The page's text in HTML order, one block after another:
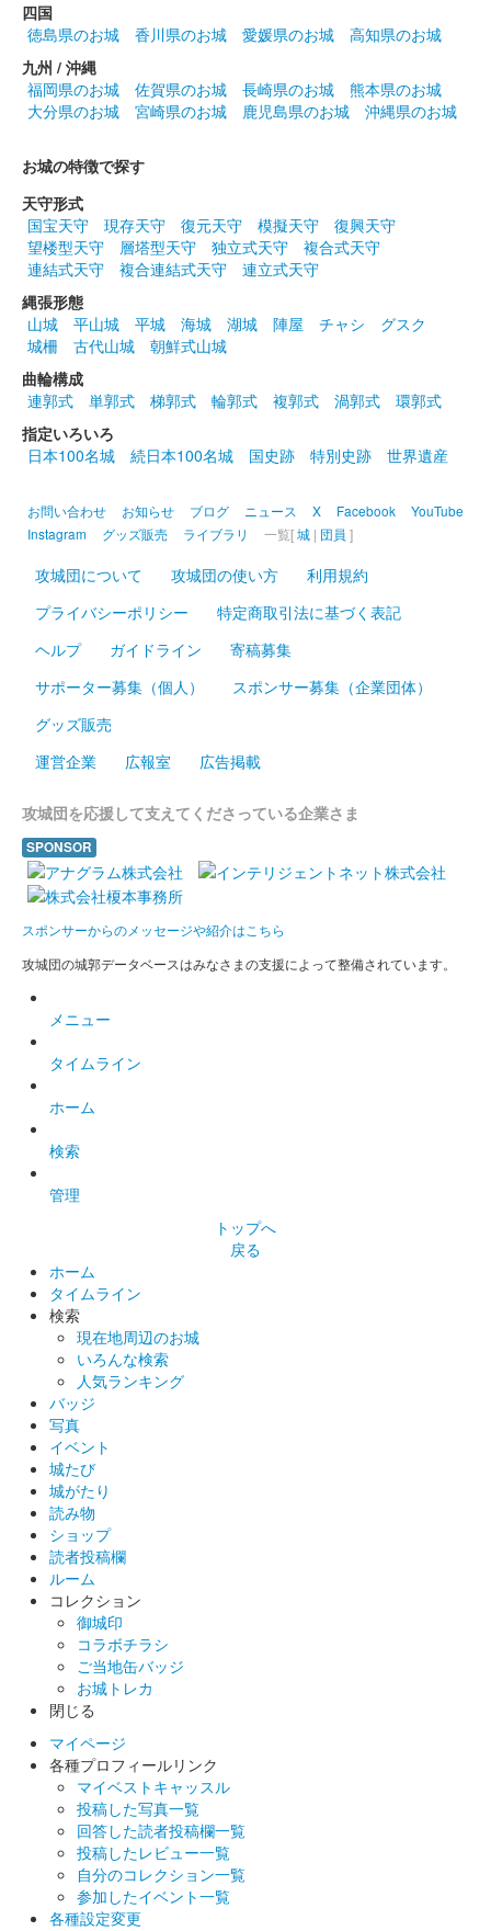
高崎城 御城印
2023年11月4日〜11月5日に開催された「群馬戦国御城印サミッ
ト」で先行販売された後、12月1日から現地販売
高崎城 御城印
2023年11月4日〜11月5日に開催された「群馬戦国御城印サミッ
ト」で先行販売された後、12月1日から現地販売
高崎城 御城印
和田城（高崎城） 御城印 令和五年秋限定版
販売終了
高崎城 御城印 令和五年秋限定版
高崎城 御城印 赤備サミット限定版
高崎城 御城印
2023年5月3日4日に開催された「群馬戦国御城印サミット」で販
売された御城印。6月1日から現地販売開始。
高崎城 御城印
高崎城 御城印 井伊直政版
和田城（高崎城） 御城印
高崎城 御城印
和田城（高崎城） 御城印
高崎城 御城印
100枚限定
高崎城 御城印
長野剛氏による井伊直政のイラストを使用した御城印。100枚限
高崎城 御城印 高崎・和田城 江戸絵図版
高崎城の江戸期縄張絵図を使用した御城印。300セット限定
四国
徳島県のお城
香川県のお城 愛媛県のお城
高知県のお城
九州 / 沖縄
福岡県のお城
佐賀県のお城 長崎県のお城
熊本県のお城
大分県のお城
宮崎県のお城 鹿児島県のお城 沖縄県のお城
お城の特徴で探す
天守形式
国宝天守
現存天守 復元天守 模擬天守
復興天守
望楼型天守
層塔型天守 独立式天守
複合式天守
連結式天守
複合連結式天守
連立式天守
縄張形態
山城
平山城 平城 海城 湖城 陣屋 チャシ
グスク
城柵
古代山城
朝鮮式山城
曲輪構成
連郭式
単郭式 梯郭式 輪郭式 複郭式 渦郭式
環郭式
指定いろいろ
日本100名城
続日本100名城 国史跡 特別史跡 世界遺産
お問い合わせ お知らせ ブログ ニュース X Facebook
YouTube
Instagram
グッズ販売 ライブラリ 一覧[城 | 団員 ]
攻城団について 攻城団の使い方
利用規約
プライバシーポリシー
特定商取引法に基づく表記
ヘルプ
ガイドライン
寄稿募集
サポーター募集（個人）
スポンサー募集（企業団体）
グッズ販売
運営企業
広報室 広告掲載
攻城団を応援して支えてくださっている企業さま
SPONSOR
スポンサーからのメッセージや紹介はこちら
攻城団の城郭データベースはみなさまの支援によって整備されています。
メニュー
タイムライン
ホーム
検索
管理
トップへ
戻る
ホーム
タイムライン
検索
現在地周辺のお城
いろんな検索
人気ランキング
バッジ
写真
イベント
城たび
城がたり
読み物
ショップ
読者投稿欄
ルーム
コレクション
御城印
コラボチラシ
ご当地缶バッジ
お城トレカ
閉じる
マイページ
各種プロフィールリンク
マイベストキャッスル
投稿した写真一覧
回答した読者投稿欄一覧
投稿したレビュー一覧
自分のコレクション一覧
参加したイベント一覧
各種設定変更